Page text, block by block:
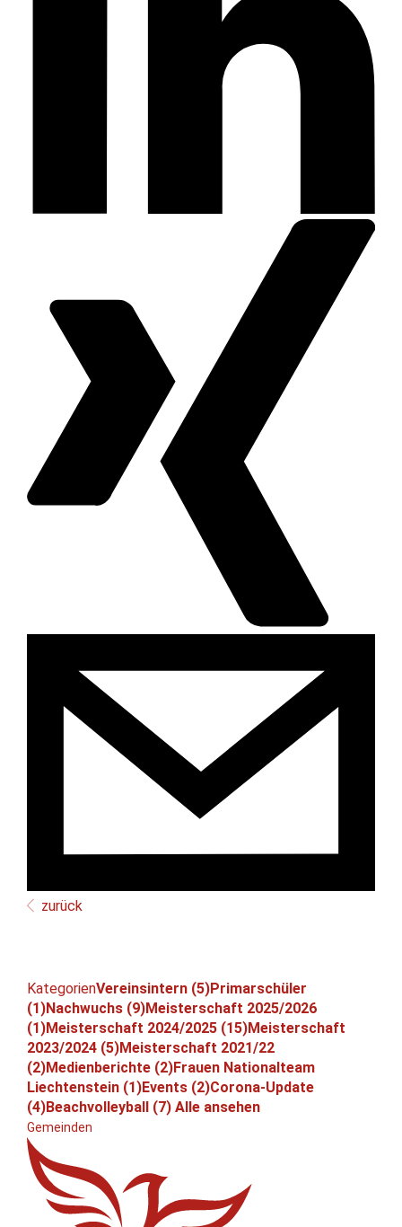
zurück
KategorienVereinsintern (5)Primarschüler
(1)Nachwuchs (9)Meisterschaft 2025/2026
(1)Meisterschaft 2024/2025 (15)Meisterschaft
2023/2024 (5)Meisterschaft 2021/22
(2)Medienberichte (2)Frauen Nationalteam
Liechtenstein (1)Events (2)Corona-Update
(4)Beachvolleyball (7) Alle ansehen
Gemeinden